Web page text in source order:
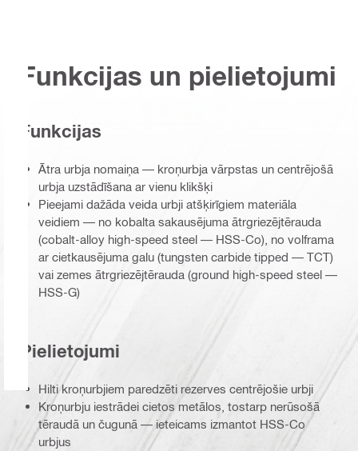
Funkcijas un pielietojumi
Funkcijas
Ātra urbja nomaiņa — kroņurbja vārpstas un centrējošā
urbja uzstādīšana ar vienu klikšķi
Pieejami dažāda veida urbji atšķirīgiem materiāla
veidiem — no kobalta sakausējuma ātrgriezējtērauda
(cobalt-alloy high-speed steel — HSS-Co), no volframa
ar cietkausējuma galu (tungsten carbide tipped — TCT)
vai zemes ātrgriezējtērauda (ground high-speed steel —
HSS-G)
Pielietojumi
Hilti kroņurbjiem paredzēti rezerves centrējošie urbji
Kroņurbju iestrādei cietos metālos, tostarp nerūsošā
tēraudā un čugunā — ieteicams izmantot HSS-Co
urbjus